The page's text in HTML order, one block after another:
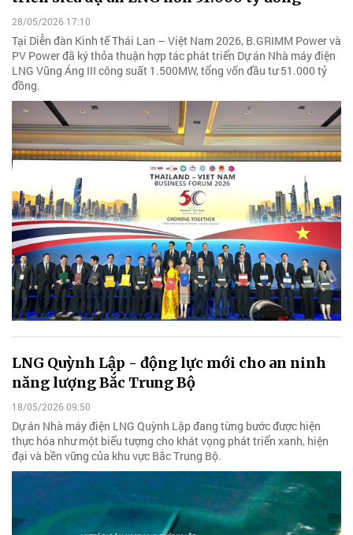
28/05/2026 17:10
Tại Diễn đàn Kinh tế Thái Lan – Việt Nam 2026, B.GRIMM Power và
PV Power đã ký thỏa thuận hợp tác phát triển Dự án Nhà máy điện
LNG Vũng Áng III công suất 1.500MW, tổng vốn đầu tư 51.000 tỷ
đồng.
LNG Quỳnh Lập - động lực mới cho an ninh
năng lượng Bắc Trung Bộ
18/05/2026 09:50
Dự án Nhà máy điện LNG Quỳnh Lập đang từng bước được hiện
thực hóa như một biểu tượng cho khát vọng phát triển xanh, hiện
đại và bền vững của khu vực Bắc Trung Bộ.